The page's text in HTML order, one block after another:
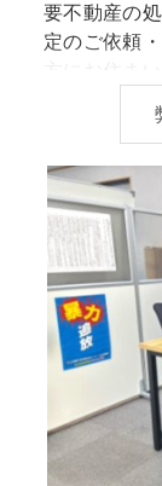
要不動産の
定のご依頼
のお客様が
て頂きます
地、マンシ
て簡易査定
着型の為、
の土地の相
ご提示しな
みをひとつ
す。 不動産
スまでご連